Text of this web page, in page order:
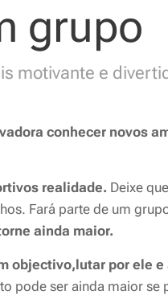
grupo
motivante e
conhecer novos
realidade.Deixe
Fará parte de um
ainda maior.
objectivo,lutar por ele
pode ser ainda maior se